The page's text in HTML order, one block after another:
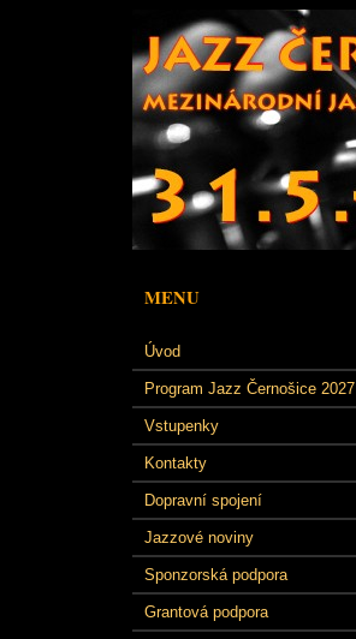
MENU
Úvod
Program Jazz Černošice 2027
Vstupenky
Kontakty
Dopravní spojení
Jazzové noviny
Sponzorská podpora
Grantová podpora